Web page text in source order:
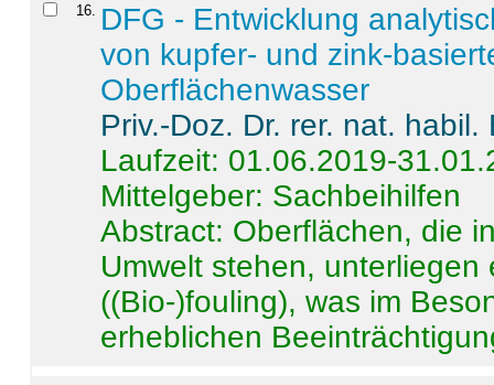
16
DFG - Entwicklung
von kupfer- und zink-
Oberflächenwasser
Priv.-Doz. Dr. rer. nat.
Laufzeit: 01.06.2019-
Mittelgeber: Sachbeihilfen
Abstract: Oberflächen, die
Umwelt stehen,
((Bio-)fouling), was im
erheblichen